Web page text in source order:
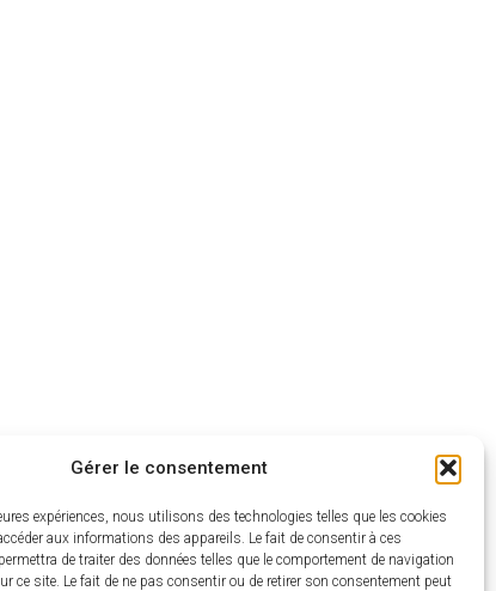
Gérer le consentement
expériences, nous utilisons des technologies telles que les cookies
aux informations des appareils. Le fait de consentir à ces
de traiter des données telles que le comportement de navigation
ce site. Le fait de ne pas consentir ou de retirer son consentement peut